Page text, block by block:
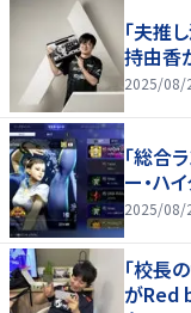
「夫推
持由香
2025/08/
「総合
ー・ハ
2025/08/
「校長
がRed